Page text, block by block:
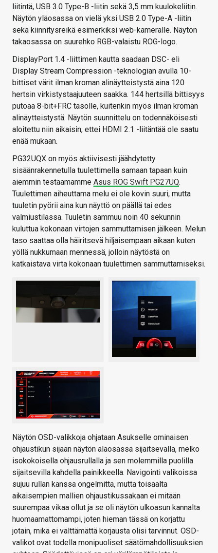
liitintä, USB 3.0 Type-B -liitin sekä 3,5 mm kuulokeliitin.
Näytön yläosassa on vielä yksi USB 2.0 Type-A -liitin
sekä kiinnitysreikä esimerkiksi web-kameralle. Näytön
takaosassa on suurehko RGB-valaistu ROG-logo.
DisplayPort 1.4 -liittimen kautta saadaan DSC- eli
Display Stream Compression -teknologian avulla 10-
bittiset värit ilman kroman alinäytteistystä aina 120
hertsin virkistystaajuuteen saakka. 144 hertsillä bittisyys
putoaa 8-bit+FRC tasolle, kuitenkin myös ilman kroman
alinäytteistystä. Näytön suunnittelu on todennäköisesti
aloitettu niin aikaisin, ettei HDMI 2.1 -liitäntää ole saatu
enää mukaan.
PG32UQX on myös aktiivisesti jäähdytetty
sisäänrakennetulla tuulettimella samaan tapaan kuin
aiemmin testaamamme Asus ROG Swift PG27UQ.
Tuulettimen aiheuttama melu ei ole kovin suuri, mutta
tuuletin pyörii aina kun näyttö on päällä tai edes
valmiustilassa. Tuuletin sammuu noin 40 sekunnin
kuluttua kokonaan virtojen sammuttamisen jälkeen. Melun
taso saattaa olla häiritsevä hiljaisempaan aikaan kuten
yöllä nukkumaan mennessä, jolloin näytöstä on
katkaistava virta kokonaan tuulettimen sammuttamiseksi.
Näytön OSD-valikkoja ohjataan Asukselle ominaisen
ohjaustikun sijaan näytön alaosassa sijaitsevalla, melko
isokokoisella ohjausrullalla ja sen molemmilla puolilla
sijaitsevilla kahdella painikkeella. Navigointi valikoissa
sujuu rullan kanssa ongelmitta, mutta toisaalta
aikaisempien mallien ohjaustikussakaan ei mitään
suurempaa vikaa ollut ja se oli näytön ulkoasun kannalta
huomaamattomampi, joten hieman tässä on korjattu
jotain, mikä ei välttämättä korjausta olisi tarvinnut. OSD-
valikot ovat todella monipuoliset säätömahdollisuuksien